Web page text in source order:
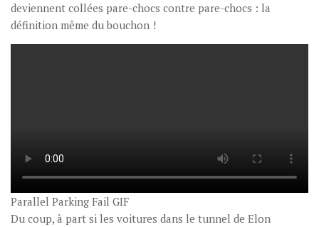
deviennent collées pare-chocs contre pare-chocs : la
définition même du bouchon !
Parallel Parking Fail GIF
Du coup, à part si les voitures dans le tunnel de Elon